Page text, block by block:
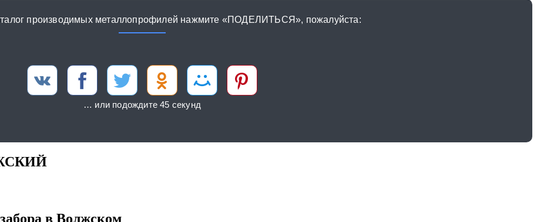
производимых металлопрофилей нажмите «ПОДЕЛИТЬСЯ», пожалуйста:
… или подождите 44 секунды
в Волжском